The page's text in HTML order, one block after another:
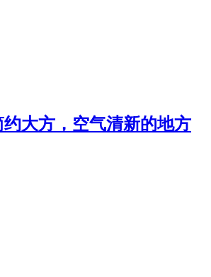
大方，空气清新的地方